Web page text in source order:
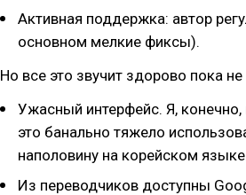
Активная поддержка: автор
основном мелкие фиксы).
Но все это звучит здорово пока
Ужасный интерфейс. Я,
это банально тяжело
наполовину на корейском
Из переводчиков доступны